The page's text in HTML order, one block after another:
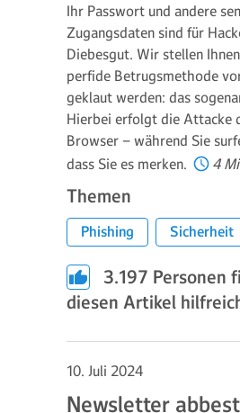
Ihr Passwort und andere
Zugangsdaten sind für
Diebesgut. Wir stellen
perfide Betrugsmethode
geklaut werden: das
Hierbei erfolgt die Attacke
Browser – während Sie
dass Sie es merken.
4
Themen
Phishing Sicherheit
3.197 Personen
diesen Artikel
10. Juli 2024
Newsletter